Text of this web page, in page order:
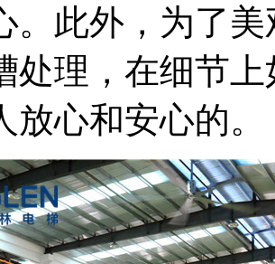
。此外，为了
处理，在细节
放心和安心的。